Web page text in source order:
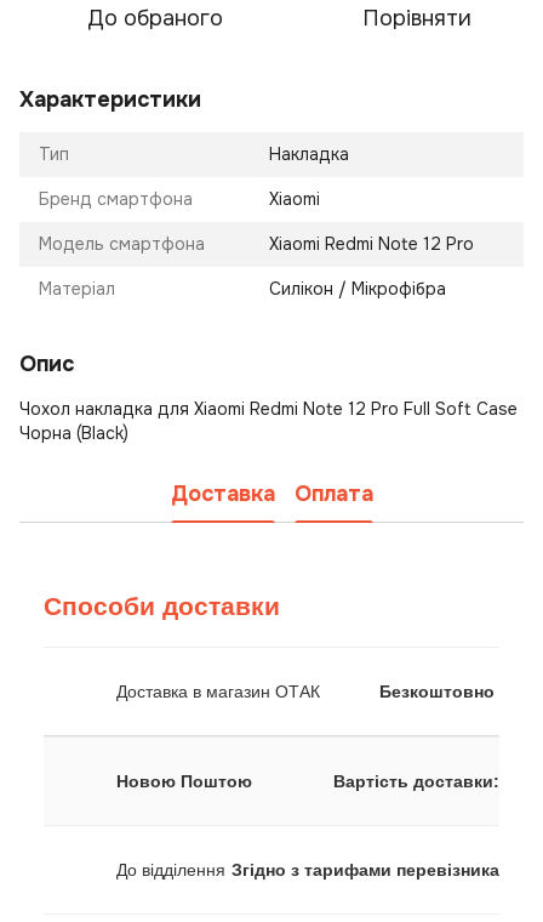
До обраного Порівняти
Характеристики
Тип Накладка
Бренд смартфона Xiaomi
Модель смартфона Xiaomi Redmi Note 12 Pro
Матеріал Силікон / Мікрофібра
Опис
Чохол накладка для Xiaomi Redmi Note 12 Pro Full Soft Case
Чорна (Black)
Доставка Оплата
Способи доставки
Доставка в магазин ОТАК Безкоштовно
Новою Поштою Вартість доставки:
До відділення Згідно з тарифами перевізника